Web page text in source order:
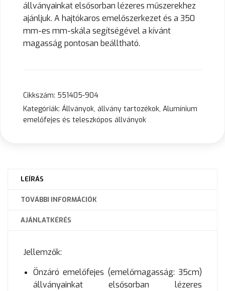
állványainkat elsősorban lézeres műszerekhez
ajánljuk. A hajtókaros emelőszerkezet és a 350
mm-es mm-skála segítségével a kívánt
magasság pontosan beálltható.
Cikkszám: 551405-904
Kategóriák: Állványok, állvány tartozékok, Alumínium
emelőfejes és teleszkópos állványok
LEÍRÁS
TOVÁBBI INFORMÁCIÓK
AJÁNLATKÉRÉS
Jellemzők:
Önzáró emelőfejes (emelőmagasság: 35cm)
állványainkat elsősorban lézeres